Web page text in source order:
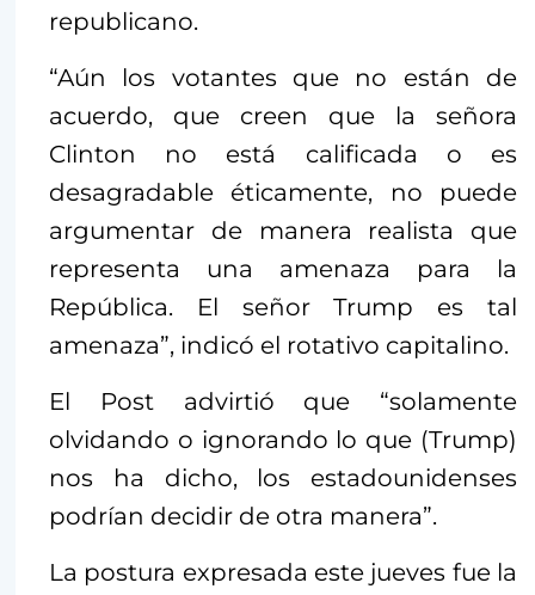
republicano.
“Aún los votantes que no están de
acuerdo, que creen que la señora
Clinton no está calificada o es
desagradable éticamente, no puede
argumentar de manera realista que
representa una amenaza para la
República. El señor Trump es tal
amenaza”, indicó el rotativo capitalino.
El Post advirtió que “solamente
olvidando o ignorando lo que (Trump)
nos ha dicho, los estadounidenses
podrían decidir de otra manera”.
La postura expresada este jueves fue la